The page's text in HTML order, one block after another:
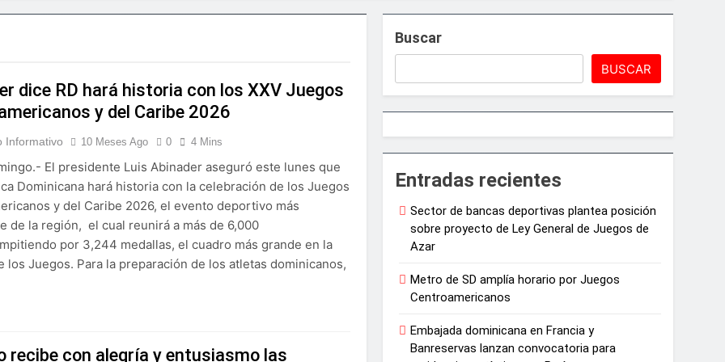
al proyecto Azua II – Pueblo Viejo, fortaleciendo el desarrollo agrícola de la provincia
presentó propuestas para fortalecer el futuro de la organización política
baloncesto femenino en Centroamericanos y del Caribe 2026
supervisa los trabajos de construcción del Caoba Park
Carlos “Yankee” Cabrera, denuncia presunta negligencia médica tras la muerte de su madre
su regreso al Festival Presidente
W. termina gestión en la Superintendencia de Bancos
dice RD hará historia con los XXV Juegos
y del Caribe 2026
Informativo 10 Meses Ago 0 4 Mins
El presidente Luis Abinader aseguró este lunes que
Dominicana hará historia con la celebración de los Juegos
y del Caribe 2026, el evento deportivo más
de la región, el cual reunirá a más de 6,000
por 3,244 medallas, el cuadro más grande en la
los Juegos. Para la preparación de los atletas dominicanos,
recibe con alegría y entusiasmo las
Buscar
BUSCAR
Entradas recientes
Sector de bancas deportivas plantea posición
sobre proyecto de Ley General de Juegos de
Azar
Metro de SD amplía horario por Juegos
Centroamericanos
Embajada dominicana en Francia y
Banreservas lanzan convocatoria para